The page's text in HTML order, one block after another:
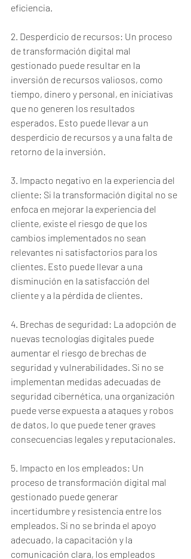
eficiencia.
2. Desperdicio de recursos: Un proceso
de transformación digital mal
gestionado puede resultar en la
inversión de recursos valiosos, como
tiempo, dinero y personal, en iniciativas
que no generen los resultados
esperados. Esto puede llevar a un
desperdicio de recursos y a una falta de
retorno de la inversión.
3. Impacto negativo en la experiencia del
cliente: Si la transformación digital no se
enfoca en mejorar la experiencia del
cliente, existe el riesgo de que los
cambios implementados no sean
relevantes ni satisfactorios para los
clientes. Esto puede llevar a una
disminución en la satisfacción del
cliente y a la pérdida de clientes.
4. Brechas de seguridad: La adopción de
nuevas tecnologías digitales puede
aumentar el riesgo de brechas de
seguridad y vulnerabilidades. Si no se
implementan medidas adecuadas de
seguridad cibernética, una organización
puede verse expuesta a ataques y robos
de datos, lo que puede tener graves
consecuencias legales y reputacionales.
5. Impacto en los empleados: Un
proceso de transformación digital mal
gestionado puede generar
incertidumbre y resistencia entre los
empleados. Si no se brinda el apoyo
adecuado, la capacitación y la
comunicación clara, los empleados